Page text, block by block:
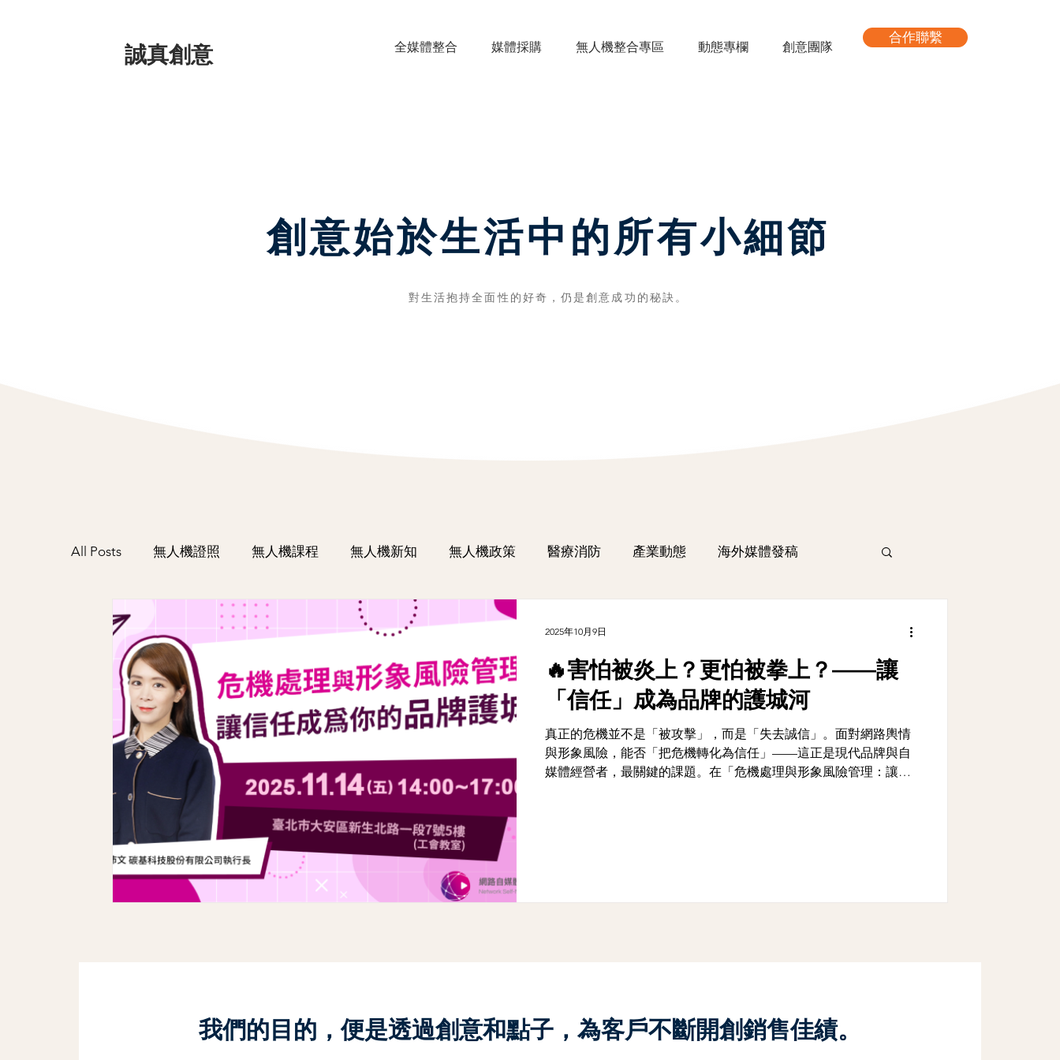
​誠真創意 全媒體整合 媒體採購 無人機整合專區 動態專欄 創意團隊
合作聯繫
創意始於生活中的所有小細節
對生活抱持全面性的好奇，仍是創意成功的秘訣。
All Posts 無人機證照 無人機課程 無人機新知 無人機政策 醫療消防 產業動態 海外媒體發稿
活動紀錄
🔥害怕被炎上？更怕被拳上？——讓
「信任」成為品牌的護城河
真正的危機並不是「被攻擊」，而是「失去誠信」。面對網路輿情
與形象風險，能否「把危機轉化為信任」——這正是現代品牌與自
媒體經營者，最關鍵的課題。在「危機處理與形象風險管理：讓信
2025年10月9日
我們的目的，便是透過創意和點子，為客戶不斷開創銷售佳績。